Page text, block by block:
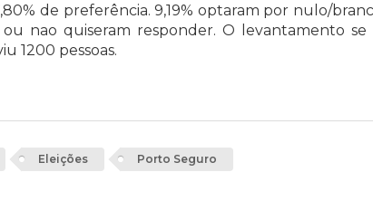
de preferência. 9,19% optaram por nulo/
ou nao quiseram responder. O levantamento se
1200 pessoas.
Eleições Porto Seguro